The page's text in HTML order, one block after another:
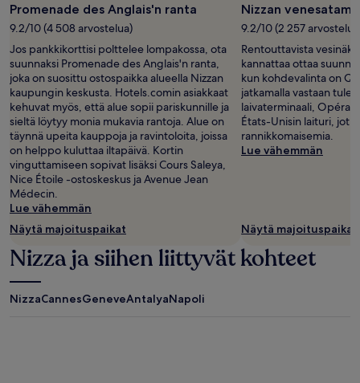
Promenade des Anglais'n ranta
9.2/10 (4 508 arvostelua)
Jos pankkikorttisi polttelee lompakossa, ota
suunnaksi Promenade des Anglais'n ranta,
joka on suosittu ostospaikka alueella Nizzan
kaupungin keskusta. Hotels.comin asiakkaat
kehuvat myös, että alue sopii pariskunnille ja
sieltä löytyy monia mukavia rantoja. Alue on
täynnä upeita kauppoja ja ravintoloita, joissa
on helppo kuluttaa iltapäivä. Kortin
vinguttamiseen sopivat lisäksi Cours Saleya,
Nice Étoile -ostoskeskus ja Avenue Jean
Médecin.
Lue vähemmän
Näytä majoituspaikat
Nizzan venesatama
9.2/10 (2 257
Rentouttavista
kannattaa ottaa
kun kohdevalinta on
jatkamalla vastaan
laivaterminaali, Opéran
États-Unisin laituri,
rannikkomaisemia.
Lue vähemmän
Näytä majoituspaikat
Nizza ja siihen liittyvät kohteet
NizzaCannesGeneveAntalyaNapoli